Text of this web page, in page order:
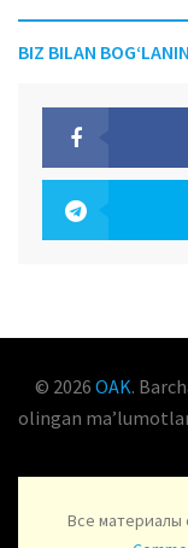
BIZ BILAN
© 2026 OAK.
olingan
Все материалы